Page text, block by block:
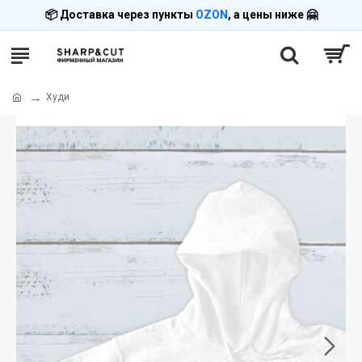
📦 Доставка через пункты OZON , а цены ниже 🤗
Худи